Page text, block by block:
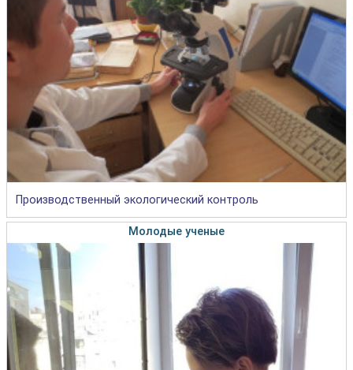
Производственный экологический контроль
Молодые ученые